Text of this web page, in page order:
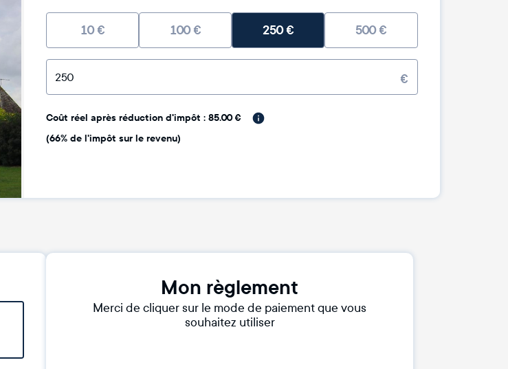
10€ 100€ 250€ 500€
€
Coût réel après réduction d'impôt : 85.00 €
(66% de l'impôt sur le revenu)
Mon règlement
Merci de cliquer sur le mode de paiement que vous
souhaitez utiliser